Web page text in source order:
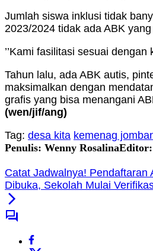
Jumlah siswa inklusi tidak
2023/2024 tidak ada ABK
’’Kami fasilitasi sesuai
Tahun lalu, ada ABK autis,
maksimalkan dengan
grafis yang bisa menangani
(wen/jif/ang)
Tag: desa kita kemenag
Penulis: Wenny Rosalina
Catat Jadwalnya! Pendaftaran
Dibuka, Sekolah Mulai